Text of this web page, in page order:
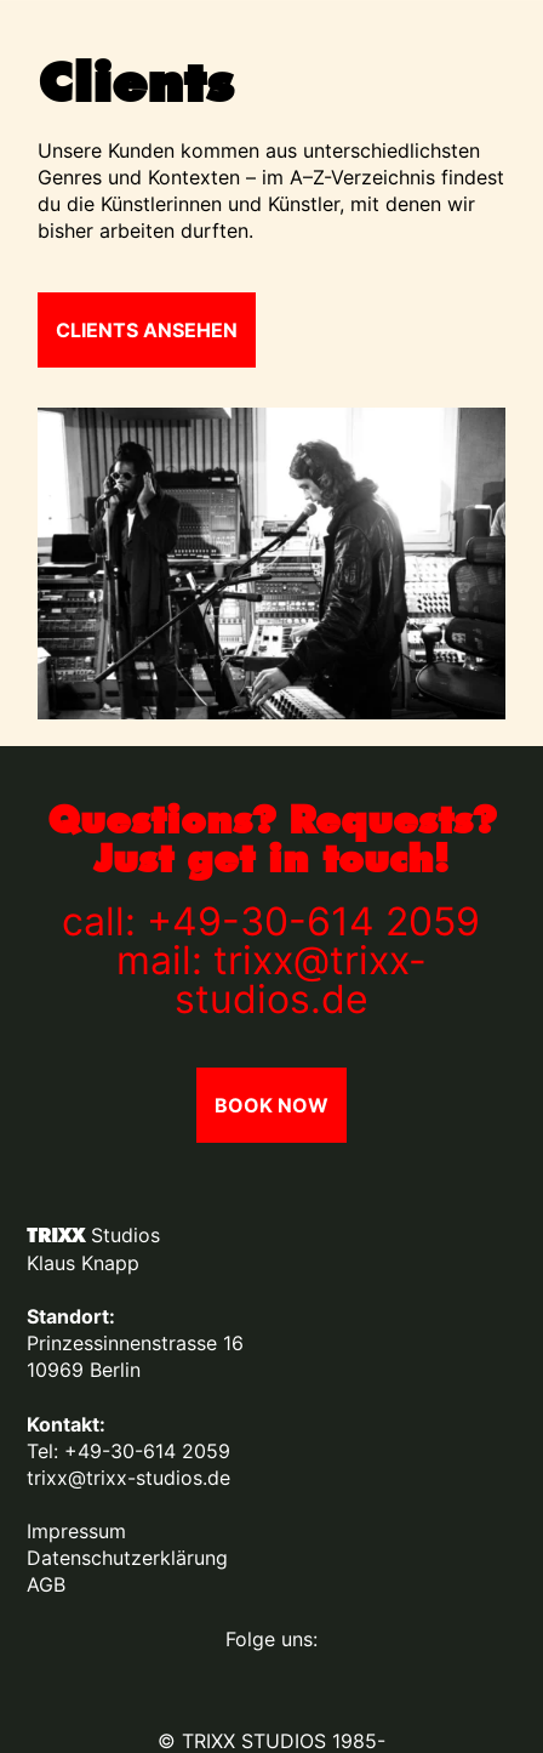
Clients
Unsere Kunden kommen aus unterschiedlichsten
Genres und Kontexten – im A–Z-Verzeichnis findest
du die Künstlerinnen und Künstler, mit denen wir
bisher arbeiten durften.
CLIENTS ANSEHEN
Questions? Requests?
Just get in touch!
call: +49-30-614 2059
mail: trixx@trixx-
studios.de
BOOK NOW
TRIXXStudios
Klaus Knapp
Standort:
Prinzessinnenstrasse 16
10969 Berlin
Kontakt:
Tel: +49-30-614 2059
trixx@trixx-studios.de
Impressum
Datenschutzerklärung
AGB
Folge uns:
© TRIXX STUDIOS 1985-